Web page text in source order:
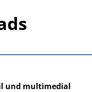
und multimedial